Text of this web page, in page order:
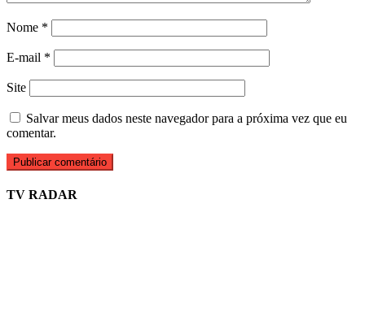
Nome *
E-mail *
Site
Salvar meus dados neste navegador para a próxima vez que eu
comentar.
TV RADAR